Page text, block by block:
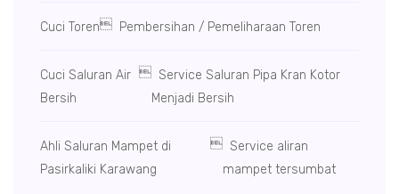
Cuci Toren Pembersihan / Pemeliharaan Toren
Cuci Saluran Air
Bersih
Service Saluran Pipa Kran Kotor
Menjadi Bersih
Ahli Saluran Mampet di
Pasirkaliki Karawang
Service aliran
mampet tersumbat